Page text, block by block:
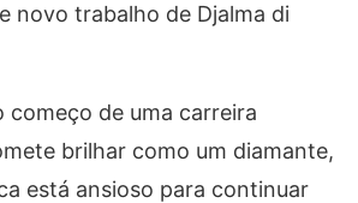
novo trabalho de Djalma di
começo de uma carreira
brilhar como um diamante,
está ansioso para continuar